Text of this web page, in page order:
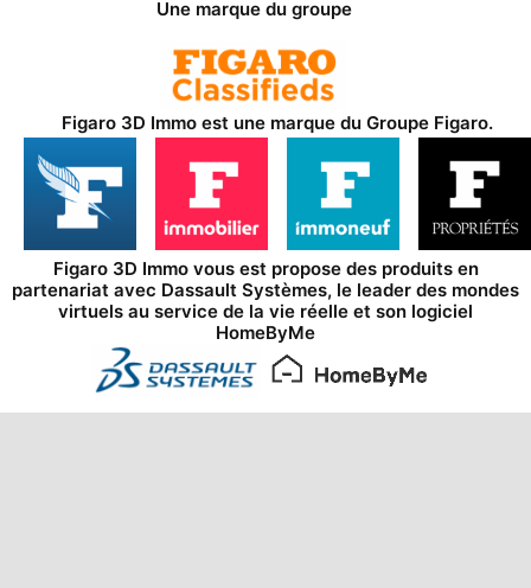
Une marque du groupe
Figaro 3D Immo est une marque du Groupe Figaro.
Figaro 3D Immo vous est propose des produits en
partenariat avec Dassault Systèmes, le leader des mondes
virtuels au service de la vie réelle et son logiciel
HomeByMe